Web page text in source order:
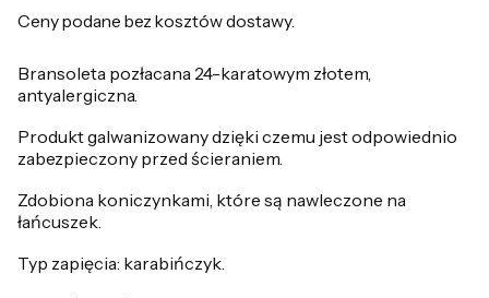
Ceny podane bez kosztów dostawy.
Bransoleta pozłacana 24-karatowym złotem,
antyalergiczna.
Produkt galwanizowany dzięki czemu jest odpowiednio
zabezpieczony przed ścieraniem.
Zdobiona koniczynkami, które są nawleczone na
łańcuszek.
Typ zapięcia: karabińczyk.